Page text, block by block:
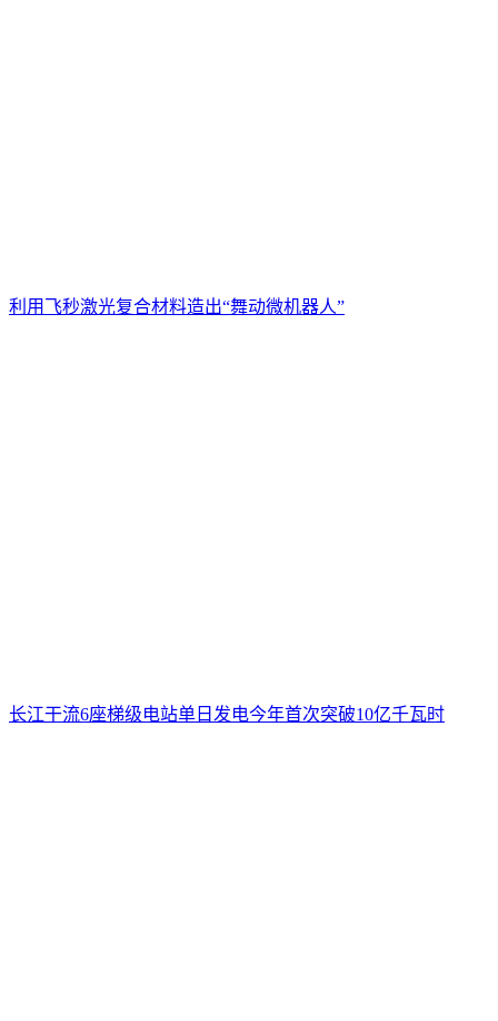
利用飞秒激光复合材料造出“舞动微机器人”
长江干流6座梯级电站单日发电今年首次突破10亿千瓦时